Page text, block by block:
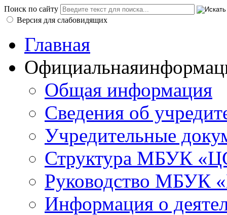
Поиск по сайту
Версия для слабовидящих
Главная
Официальная
Общая информация
Сведения об
Учредительные
Структура МБУК
Руководство МБУК
Информация о